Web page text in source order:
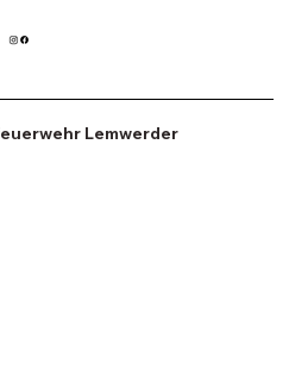
Lemwerder